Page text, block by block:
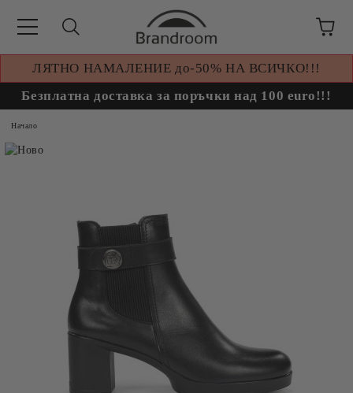
ЛЯТНО НАМАЛЕНИЕ до-50% НА ВСИЧКО!!!
Безплатна доставка за поръчки над 100 euro!!!
Начало